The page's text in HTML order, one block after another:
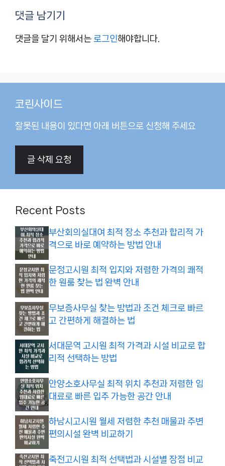
댓글 남기기
댓글을 달기 위해서는 로그인해야합니다.
코린사이드
잘못된 내용이 있다면 아래 버튼으로 신청해 주세요
글 삭제 요청
Recent Posts
부산회의실대여 최적 장소 추천과 합리적 가
격으로 바로 예약하는 방법 안내
문정고시원 최적 입지와 저렴한 가격의 쾌적
한 원룸 찾는 법 완벽 안내
무보증사무실 찾는 방법과 조건 체크로 빠르
고 간편하게 해결하는 법
서대문역 고시원 최적 가격과 시설 비교로 합
리적 선택하는 방법
안양소호사무실 최적 위치 추천과 저렴한 임
대료로 빠른 입주 가능한 공간 안내
하남시고시원 월세 저렴한 추천 매물과 주변
편의시설 완벽 비교하기
죽전고시원 최적 선택법과 시설별 장점 비교